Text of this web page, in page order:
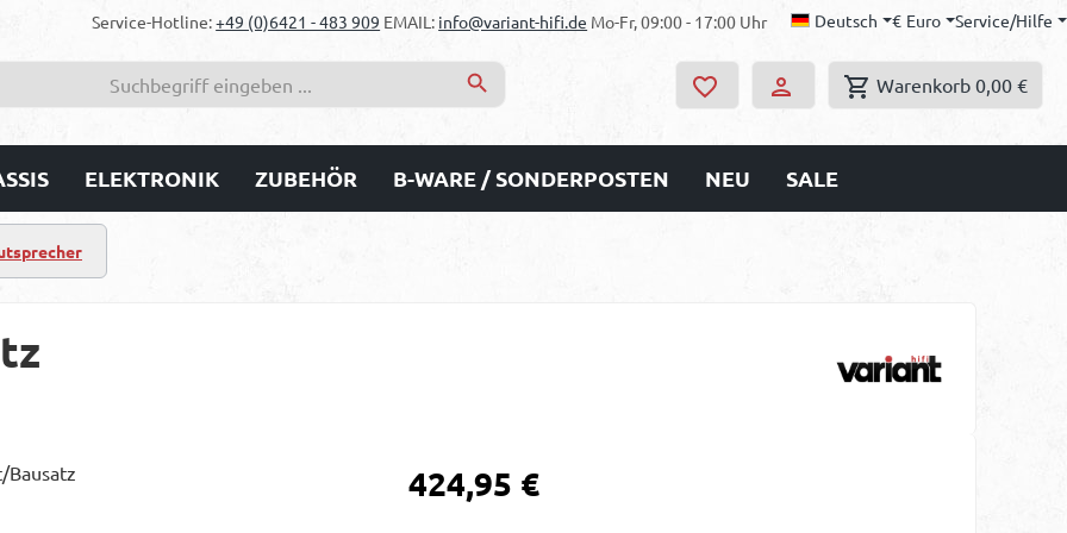
Service-Hotline:+49 (0)6421 - 483 909 EMAIL: info@variant-hifi.de Mo-Fr, 09:00 - 17:00 Uhr Deutsch € Euro Service/Hilfe
Warenkorb 0,00 €
ELEKTRONIK ZUBEHÖR B-WARE / SONDERPOSTEN NEU SALE
Regulärer Preis:
424,95 €